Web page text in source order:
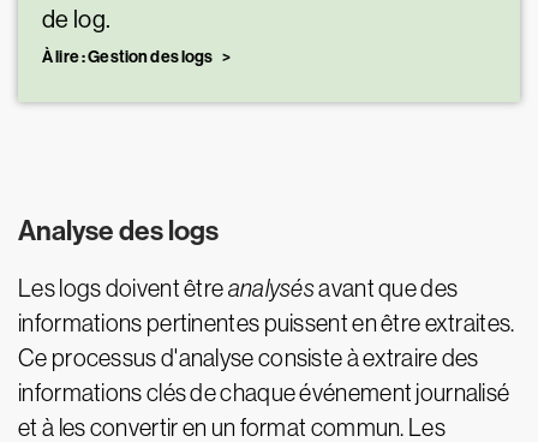
de log.
À lire : Gestion des logs
Analyse des logs
Les logs doivent êtreanalysésavant que des
informations pertinentes puissent en être extraites.
Ce processus d'analyse consiste à extraire des
informations clés de chaque événement journalisé
et à les convertir en un format commun. Les